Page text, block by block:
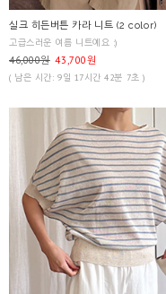
실크 히든버튼 카라 니트 (2 color)
고급스러운 여름 니트예요 :)
46,000원 43,700원
( 남은 시간: 9일 17시간 42분 7초 )